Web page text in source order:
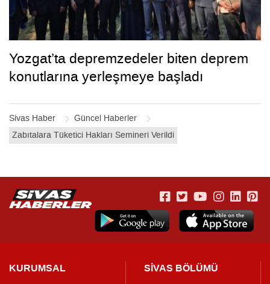
Sivas Haber
Güncel Haberler
Zabıtalara Tüketici Hakları Semineri Verildi
Yozgat’ta depremzedeler biten deprem
konutlarına yerleşmeye başladı
KURUMSAL SİVAS BÖLÜMÜ